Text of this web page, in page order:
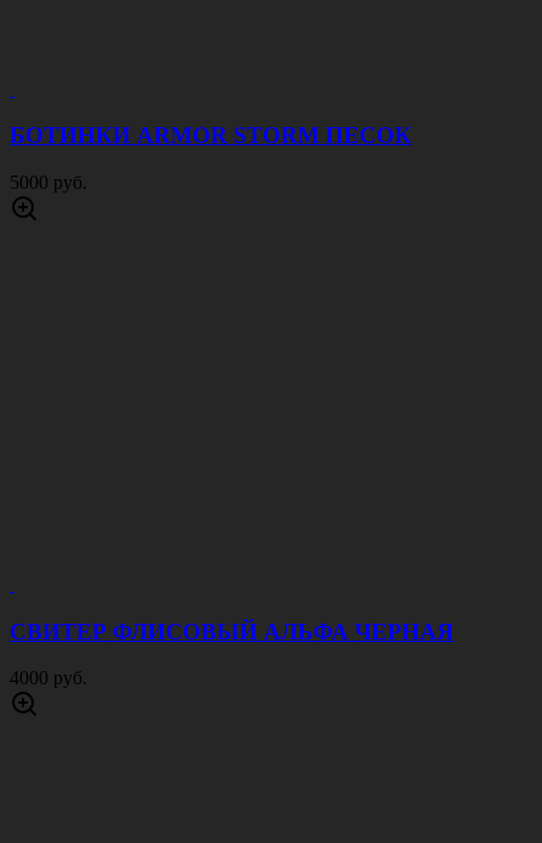
БОТИНКИ ARMOR STORM ПЕСОК
5000 руб.
СВИТЕР ФЛИСОВЫЙ АЛЬФА ЧЕРНАЯ
4000 руб.